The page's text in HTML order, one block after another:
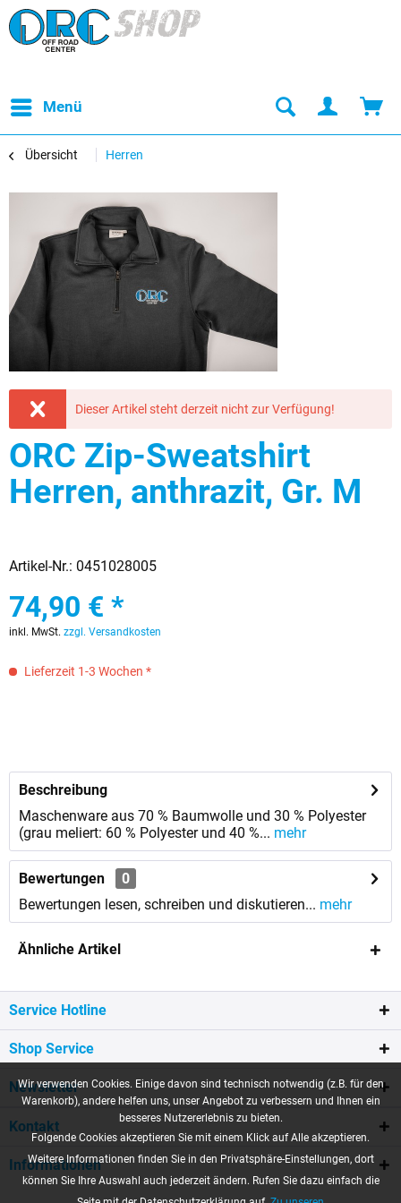
Menü
Übersicht Herren
Dieser Artikel steht derzeit nicht zur Verfügung!
ORC Zip-Sweatshirt
Herren, anthrazit, Gr. M
Artikel-Nr.: 0451028005
74,90 € *
inkl. MwSt. zzgl. Versandkosten
Lieferzeit 1-3 Wochen *
Beschreibung
Maschenware aus 70 % Baumwolle und 30 % Polyester
(grau meliert: 60 % Polyester und 40 %... mehr
Bewertungen
0
Bewertungen lesen, schreiben und diskutieren... mehr
Ähnliche Artikel
Service Hotline
Shop Service
Newsletter
Kontakt
Informationen
Wir verwenden Cookies. Einige davon sind technisch notwendig (z.B. für den
Warenkorb), andere helfen uns, unser Angebot zu verbessern und Ihnen ein
besseres Nutzererlebnis zu bieten.
Folgende Cookies akzeptieren Sie mit einem Klick auf Alle akzeptieren.
Weitere Informationen finden Sie in den Privatsphäre-Einstellungen, dort
können Sie Ihre Auswahl auch jederzeit ändern. Rufen Sie dazu einfach die